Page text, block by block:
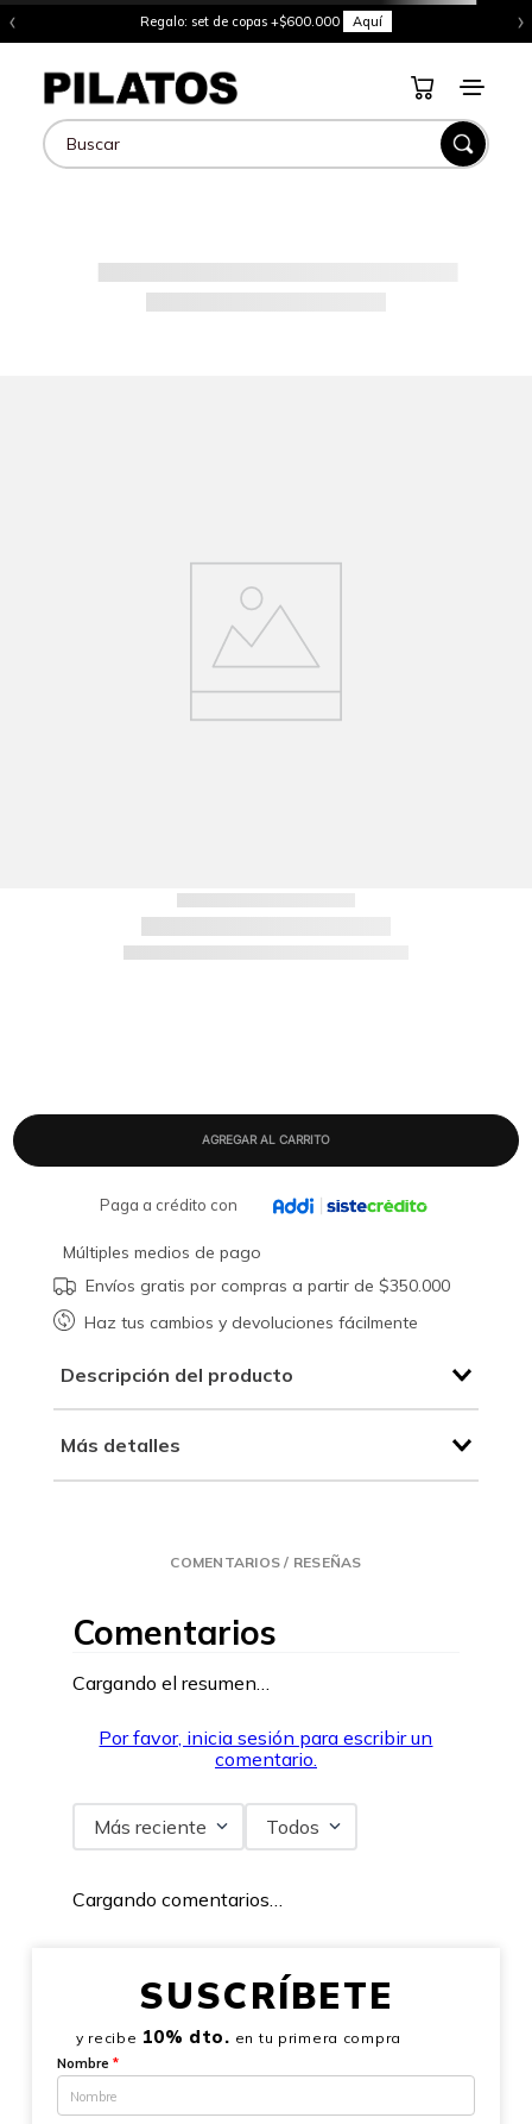
‹ Regalo: set de copas +$600.000 Aquí ›
Buscar
Paga a crédito con
Múltiples medios de pago
Envíos gratis por compras a partir de $350.000
Haz tus cambios y devoluciones fácilmente
Descripción del producto
Más detalles
COMENTARIOS / RESEÑAS
Comentarios
Cargando el resumen…
Por favor, inicia sesión para escribir un
comentario.
Más reciente Todos
Cargando comentarios…
SUSCRÍBETE
y recibe 10% dto. en tu primera compra
Nombre *